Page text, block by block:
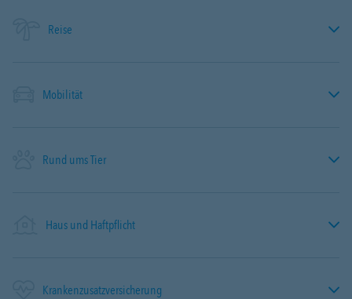
Reise
Mobilität
Rund ums Tier
Haus und Haftpflicht
Krankenzusatzversicherung